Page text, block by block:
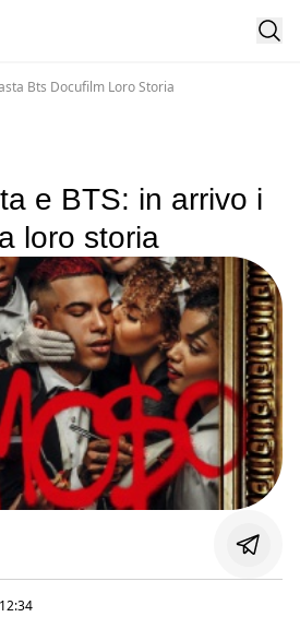
Bts Docufilm Loro Storia
e BTS: in arrivo i
loro storia
12:34